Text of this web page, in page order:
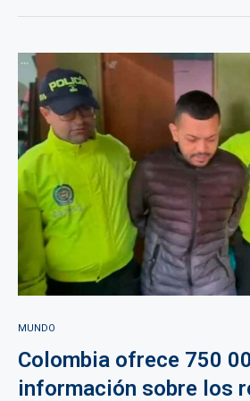
MUNDO
Colombia ofrece 750
información sobre los